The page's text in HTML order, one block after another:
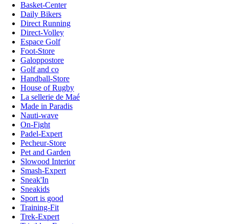
Basket-Center
Daily Bikers
Direct Running
Direct-Volley
Espace Golf
Foot-Store
Galoppostore
Golf and co
Handball-Store
House of Rugby
La sellerie de Maé
Made in Paradis
Nauti-wave
On-Fight
Padel-Expert
Pecheur-Store
Pet and Garden
Slowood Interior
Smash-Expert
Sneak'In
Sneakids
Sport is good
Training-Fit
Trek-Expert